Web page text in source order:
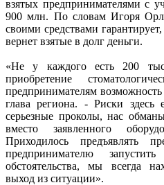
взятых предпринимателями с
900 млн. По словам Игоря
своими средствами
вернет взятые в долг деньги.
«Не у каждого есть 200
приобретение
предпринимателям
глава региона. - Риски здесь
серьезные проколы, нас
вместо заявленного
Приходилось предъявлять
предпринимателю
обстоятельства, мы всегда
выход из ситуации».